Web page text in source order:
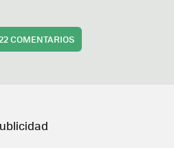
COMENTARIOS